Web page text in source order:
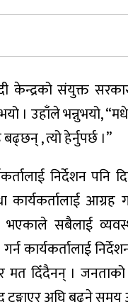
केन्द्रको संयुक्त
। उहाँले भन्नुभयो,
, त्यो हेर्नुपर्छ ।”
निर्देशन
कार्यकर्तालाई
सबैलाई
कार्यकर्तालाई
मत दिँदैनन् ।